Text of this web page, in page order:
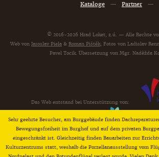
Sehr geehrte Besucher, am Burggebäude finden
Bewegungsfreiheit im Burghof und auf dem privaten
eingeschränkt ist. Gleichzeitig finden Bauarbeiten zur
Kulturzentrums statt, weshalb die Porzellanausstellung vom
Kataloge — Partner —
© 2016-2026 Hrad Loket, z.ú. — Alle Rechte
Web von Jaroslav Piela & Roman Pištěk, Fotos von Ladislav
Pavel Tocik. Übersetzung von Mgr. Naděžda
Das Web entstand bei Unterstützung von: